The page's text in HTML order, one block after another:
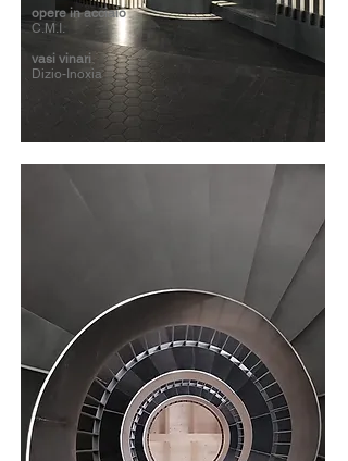
opere in acciaio
C.M.I.
vasi vinari
Dizio-Inoxia